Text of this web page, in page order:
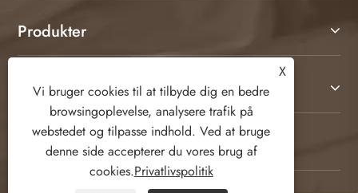
Produkter
Kontakt os
FØLG OS
X
Vi bruger cookies til at tilbyde dig en bedre
browsingoplevelse, analysere trafik på
webstedet og tilpasse indhold. Ved at bruge
denne side accepterer du vores brug af
cookies.Privatlivspolitik